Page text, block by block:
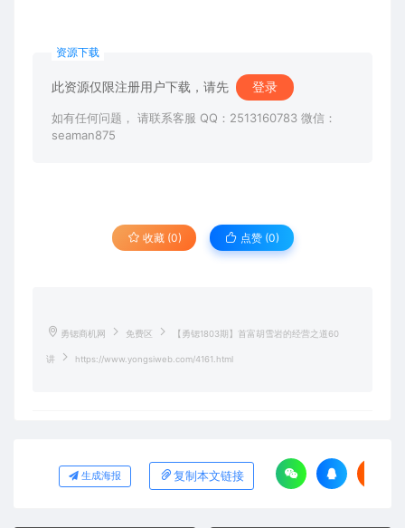
资源下载
此资源仅限注册用户下载，请先 登录
如有任何问题， 请联系客服 QQ：2513160783 微信：
seaman875
收藏 (0) 点赞 (0)
勇锶商机网 免费区 【勇锶1803期】首富胡雪岩的经营之道60
讲 https://www.yongsiweb.com/4161.html
生成海报 复制本文链接